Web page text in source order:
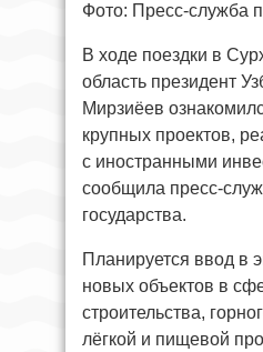
Фото: Пресс-служба
В ходе поездки в
область президент
Мирзиёев
крупных проектов,
с иностранными
сообщила пресс-
государства.
Планируется ввод в
новых объектов в
строительства,
лёгкой и пищевой